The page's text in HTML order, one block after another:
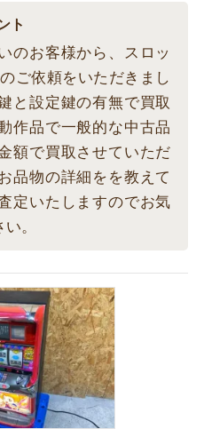
ト
のお客様から、スロッ
ご依頼をいただきまし
と設定鍵の有無で買取
作品で一般的な中古品
額で買取させていただ
品物の詳細をを教えて
定いたしますのでお気
。